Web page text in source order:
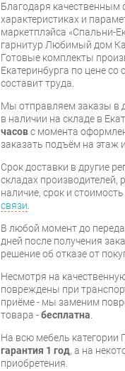
Благодаря
характеристиках и
маркетплэйса «Спальни-
гарнитур Любимый дом
Готовые комплекты
Екатеринбурга по цене со
составит труда.
Мы отправляем заказы в
в наличии на складе в
часовс момента
заказать подъём на этаж
Срок доставки в другие
складах производителей,
наличие, срок и
связи.
В любой момент до
дней после получения
решение об отказе от
Несмотря на
повреждены при
приёме - мы заменим
товара -бесплатна.
На всю мебель категории
гарантия 1 год, а на
приобретения.